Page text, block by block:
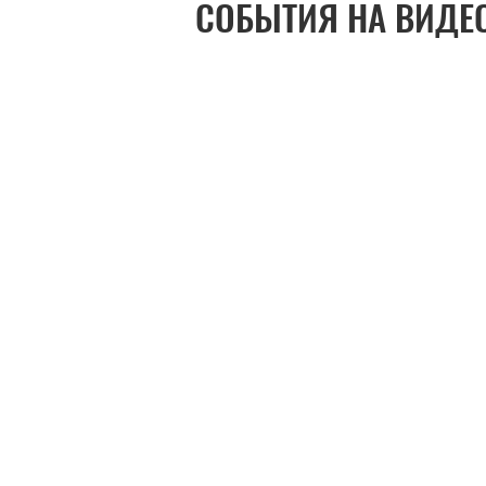
СОБЫТИЯ НА